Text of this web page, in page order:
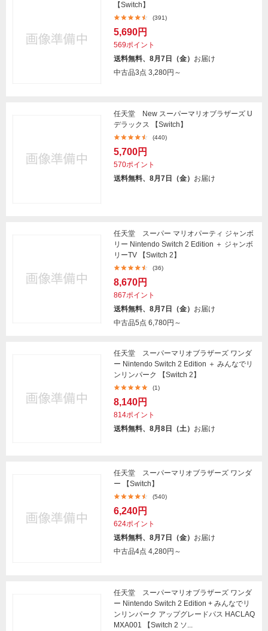
【Switch】
(391)
5,690円
569ポイント
送料無料、8月7日（金） お届け
中古品3点 3,280円～
任天堂 New スーパーマリオブラザーズ U
デラックス 【Switch】
(440)
5,700円
570ポイント
送料無料、8月7日（金） お届け
任天堂 スーパー マリオパーティ ジャンボ
リー Nintendo Switch 2 Edition ＋ ジャンボ
リーTV 【Switch 2】
(36)
8,670円
867ポイント
送料無料、8月7日（金） お届け
中古品5点 6,780円～
任天堂 スーパーマリオブラザーズ ワンダ
ー Nintendo Switch 2 Edition ＋ みんなでリ
ンリンパーク 【Switch 2】
(1)
8,140円
814ポイント
送料無料、8月8日（土） お届け
任天堂 スーパーマリオブラザーズ ワンダ
ー 【Switch】
(540)
6,240円
624ポイント
送料無料、8月7日（金） お届け
中古品4点 4,280円～
任天堂 スーパーマリオブラザーズ ワンダ
ー Nintendo Switch 2 Edition + みんなでリ
ンリンパーク アップグレードパス HACLAQ
MXA001 【Switch 2 ソ...